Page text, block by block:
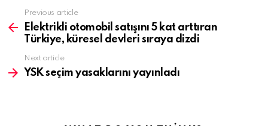
more
Previous article
Elektrikli otomobil satışını 5 kat arttıran
Türkiye, küresel devleri sıraya dizdi
Next article
YSK seçim yasaklarını yayınladı